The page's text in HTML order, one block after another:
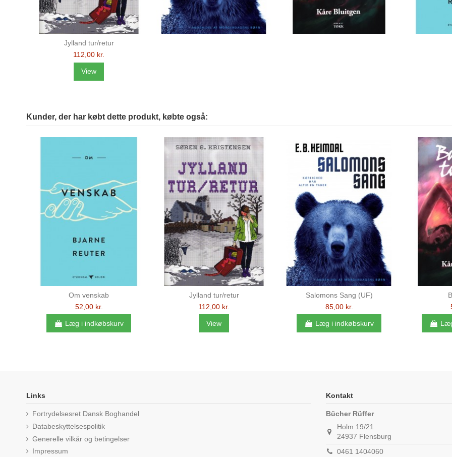
Jylland tur/retur
112,00 kr.
View
Kunder, der har købt dette produkt, købte også:
Om venskab
52,00 kr.
Læg i indkøbskurv
Jylland tur/retur
112,00 kr.
View
Salomons Sang (UF)
85,00 kr.
Læg i indkøbskurv
Links
Fortrydelsesret Dansk Boghandel
Databeskyttelsespolitik
Generelle vilkår og betingelser
Impressum
Kontakt
Bücher Rüffer
Holm 19/21
24937 Flensburg
0461 1404060